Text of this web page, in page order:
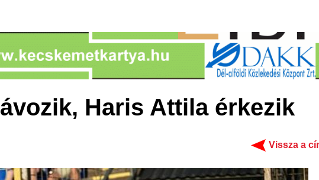
Haris Attila érkezik
Vissza a